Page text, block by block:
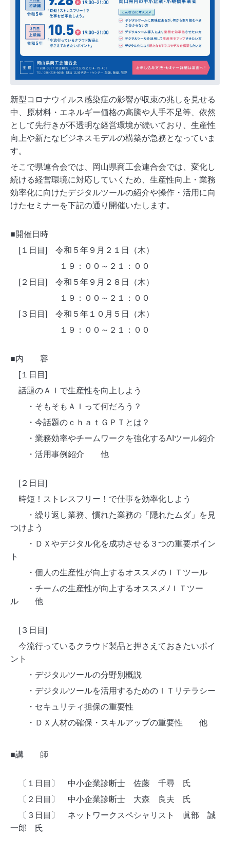
新型コロナウイルス感染症の影響が収束の兆しを見せる
中、原材料・エネルギー価格の高騰や人手不足等、依然
として先行きが不透明な経営環境が続いており、生産性
向上や新たなビジネスモデルの構築が急務となっていま
す。
そこで県連合会では、岡山県商工会連合会では、変化し
続ける経営環境に対応していくため、生産性向上・業務
効率化に向けたデジタルツールの紹介や操作・活用に向
けたセミナーを下記の通り開催いたします。
■開催日時
[１日目] 令和５年９月２１日（木）
１９：００～２１：００
[２日目] 令和５年９月２８日（木）
１９：００～２１：００
[３日目] 令和５年１０月５日（木）
１９：００～２１：００
■内 容
[１日目 ]
話題のＡＩで生産性を向上しよう
・そもそもＡＩって何だろう？
・今話題のｃｈａｔＧＰＴとは？
・業務効率やチームワークを強化するAI ツール紹介
・活用事例紹介 他
[２日目 ]
時短！ストレスフリー！で仕事を効率化しよう
・繰り返し業務、慣れた業務の「隠れたムダ」を見
つけよう
・ＤＸやデジタル化を成功させる３つの重要ポイン
ト
・個人の生産性が向上するオススメのＩＴツール
・チームの生産性が向上するオススメﾉＩＴツー
ル 他
[３日目 ]
今流行っているクラウド製品と押さえておきたいポイ
ント
・デジタルツールの分野別概説
・デジタルツールを活用するためのＩＴリテラシー
・セキュリティ担保の重要性
・ＤＸ人材の確保・スキルアップの重要性 他
■講 師
〔１日目〕 中小企業診断士 佐藤 千尋 氏
〔２日目〕 中小企業診断士 大森 良夫 氏
〔３日目〕 ネットワークスペシャリスト 眞部 誠
一郎 氏